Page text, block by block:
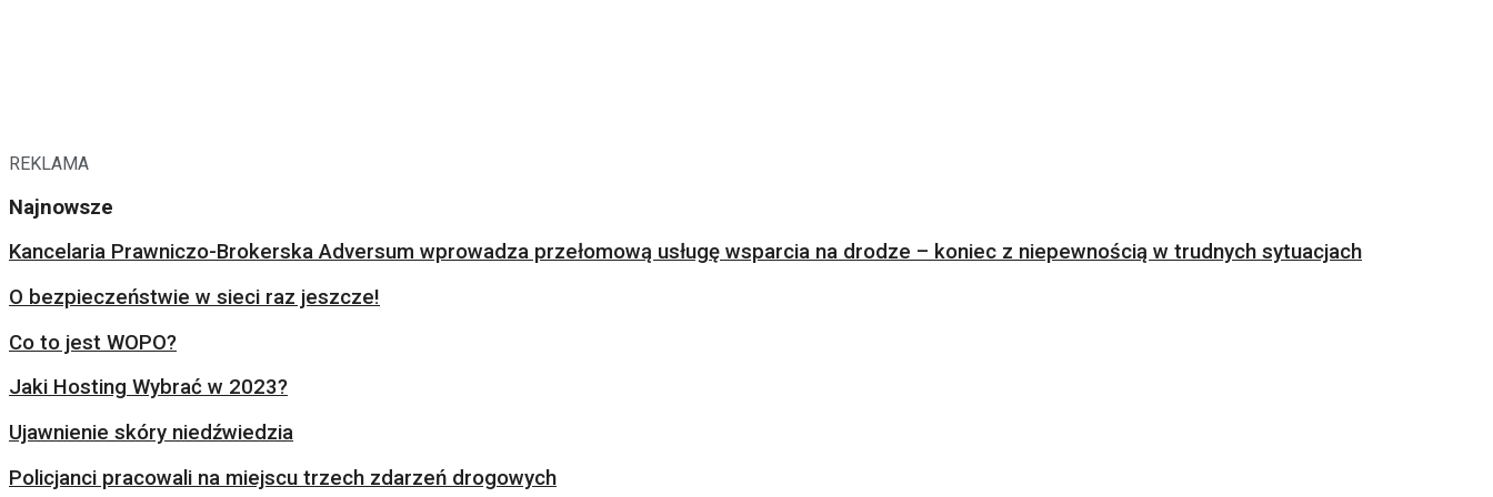
REKLAMA
Najnowsze
Kancelaria Prawniczo-Brokerska Adversum wprowadza przełomową usługę wsparcia na drodze – koniec z niepewnością w trudnych sytuacjach
O bezpieczeństwie w sieci raz jeszcze!
Co to jest WOPO?
Jaki Hosting Wybrać w 2023?
Ujawnienie skóry niedźwiedzia
Policjanci pracowali na miejscu trzech zdarzeń drogowych